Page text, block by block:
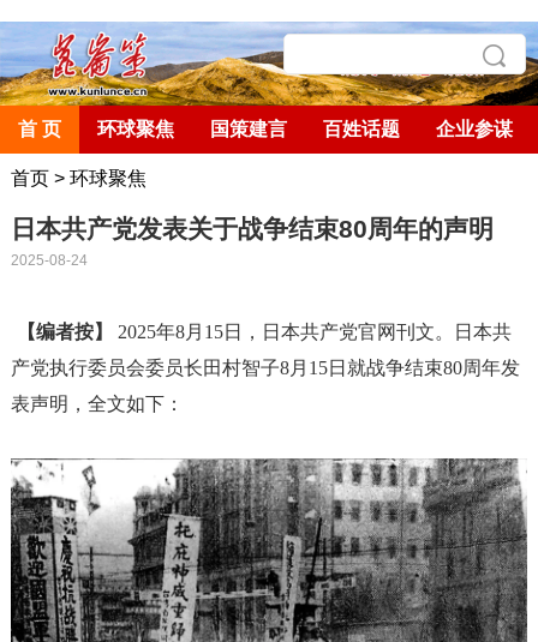
首 页 环球聚焦 国策建言 百姓话题 企业参谋
首页> 环球聚焦
日本共产党发表关于战争结束80周年的声明
2025-08-24
【编者按】
2025年8月15日，日本共产党官网刊文。日本共
产党执行委员会委员长田村智子8月15日就战争结束80周年发
表声明，全文如下：